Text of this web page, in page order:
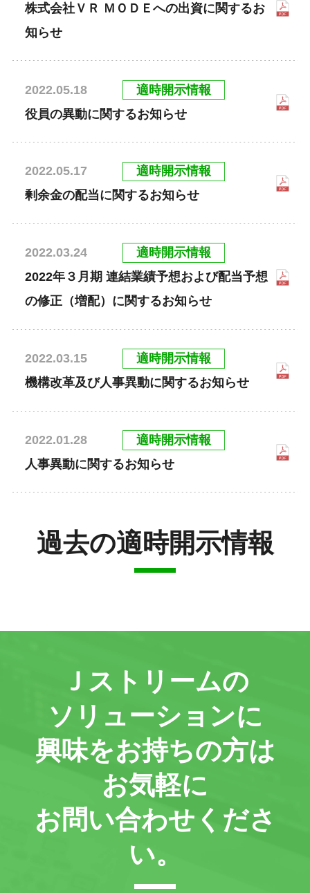
株式会社ＶＲ ＭＯＤＥへの出資に関するお
知らせ
2022.05.18
適時開示情報
役員の異動に関するお知らせ
2022.05.17
適時開示情報
剰余金の配当に関するお知らせ
2022.03.24
適時開示情報
2022年３月期 連結業績予想および配当予想
の修正（増配）に関するお知らせ
2022.03.15
適時開示情報
機構改革及び人事異動に関するお知らせ
2022.01.28
適時開示情報
人事異動に関するお知らせ
過去の適時開示情報
Ｊストリームの
ソリューションに
興味をお持ちの方は
お気軽に
お問い合わせくださ
い。